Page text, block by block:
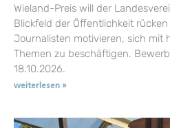
Wieland-Preis will der
Blickfeld der Öffentlichkeit
Journalisten motivieren, sich mit
Themen zu beschäftigen.
18.10.2026.
weiterlesen »